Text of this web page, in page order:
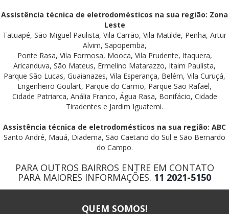
Assistência técnica de eletrodomésticos na sua região: Zona
Leste
Tatuapé, São Miguel Paulista, Vila Carrão, Vila Matilde, Penha, Artur
Alvim, Sapopemba,
Ponte Rasa, Vila Formosa, Mooca, Vila Prudente, Itaquera,
Aricanduva, São Mateus, Ermelino Matarazzo, Itaim Paulista,
Parque São Lucas, Guaianazes, Vila Esperança, Belém, Vila Curuçá,
Engenheiro Goulart, Parque do Carmo, Parque São Rafael,
Cidade Patriarca, Anália Franco, Água Rasa, Bonifácio, Cidade
Tiradentes e Jardim Iguatemi.
Assistência técnica de eletrodomésticos na sua região: ABC
Santo André, Mauá, Diadema, São Caetano do Sul e São Bernardo
do Campo.
PARA OUTROS BAIRROS ENTRE EM CONTATO
PARA MAIORES INFORMAÇÕES. 11 2021-5150
QUEM SOMOS!